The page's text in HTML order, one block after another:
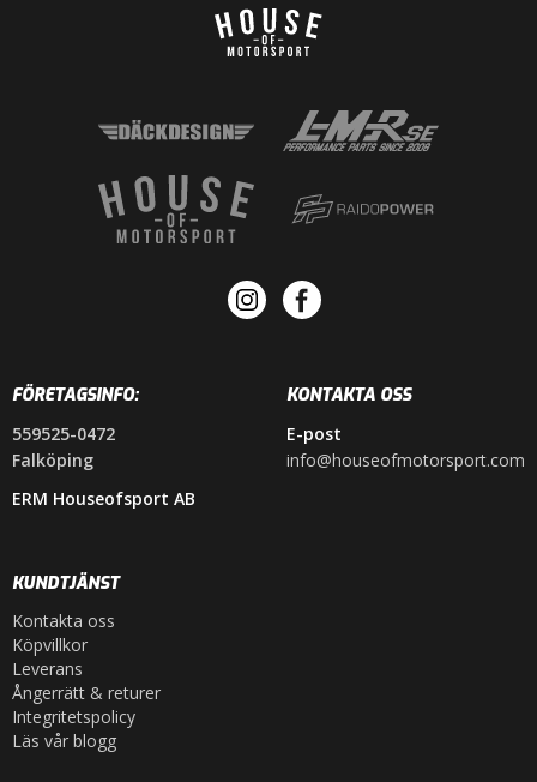
FÖRETAGSINFO:
559525-0472
Falköping
ERM Houseofsport AB
KONTAKTA OSS
E-post
info@houseofmotorsport.com
KUNDTJÄNST
Kontakta oss
Köpvillkor
Leverans
Ångerrätt & returer
Integritetspolicy
Läs vår blogg